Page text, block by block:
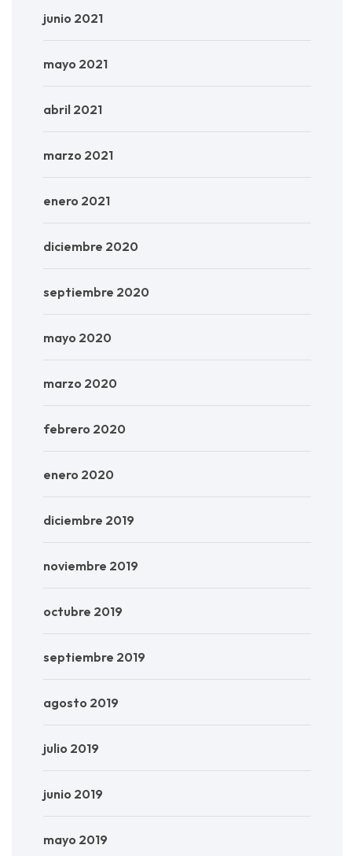
junio 2021
mayo 2021
abril 2021
marzo 2021
enero 2021
diciembre 2020
septiembre 2020
mayo 2020
marzo 2020
febrero 2020
enero 2020
diciembre 2019
noviembre 2019
octubre 2019
septiembre 2019
agosto 2019
julio 2019
junio 2019
mayo 2019